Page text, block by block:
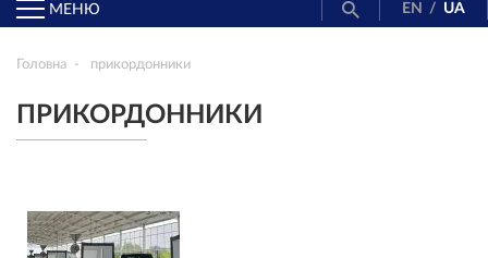
МЕНЮ EN / UA
Головна прикордонники
ПРИКОРДОННИКИ